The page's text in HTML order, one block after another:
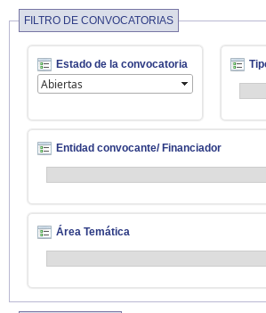
FILTRO DE CONVOCATORIAS
Estado de la convocatoria
Entidad convocante/ Financiador
Área Temática